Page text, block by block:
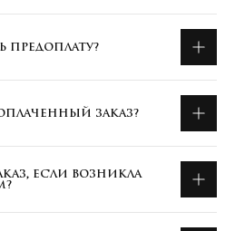
ПРЕДОПЛАТУ?
ЗАКАЗ?
ЕСЛИ ВОЗНИКЛА